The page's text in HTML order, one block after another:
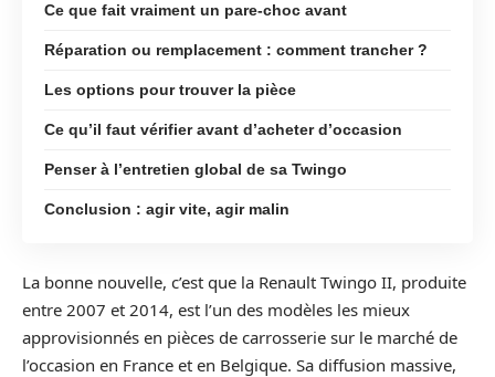
Ce que fait vraiment un pare-choc avant
Réparation ou remplacement : comment trancher ?
Les options pour trouver la pièce
Ce qu’il faut vérifier avant d’acheter d’occasion
Penser à l’entretien global de sa Twingo
Conclusion : agir vite, agir malin
La bonne nouvelle, c’est que la Renault Twingo II, produite
entre 2007 et 2014, est l’un des modèles les mieux
approvisionnés en pièces de carrosserie sur le marché de
l’occasion en France et en Belgique. Sa diffusion massive,